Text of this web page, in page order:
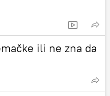
ili ne zna da